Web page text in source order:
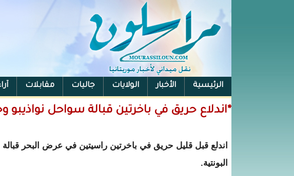
الرئيسية الأخبار الولايات جاليات مقابلات
الفيس بوك
*اندلاع حريق في باخرتين قبالة سواحل
اندلع قبل قليل حريق في باخرتين راسيتين في عرض البحر
البونتية.